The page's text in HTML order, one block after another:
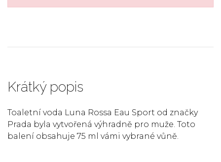
Krátký popis
Toaletní voda Luna Rossa Eau Sport od značky
Prada byla vytvořená výhradně pro muže. Toto
balení obsahuje 75 ml vámi vybrané vůně.